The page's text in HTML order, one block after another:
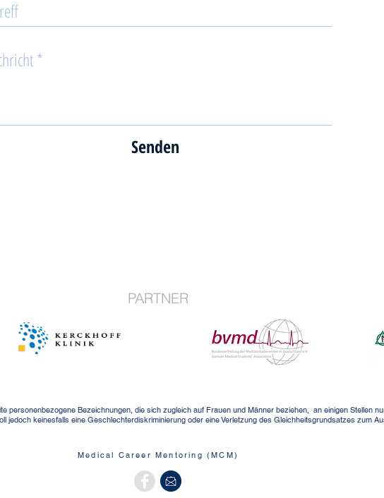
Senden
PARTNER
personenbezogene Bezeichnungen, die sich zugleich auf Frauen und Männer beziehen, an einigen Stellen
jedoch keinesfalls eine Geschlechterdiskriminierung oder eine Verletzung des Gleichheitsgrundsatzes zum
Medical Career Mentoring (MCM)